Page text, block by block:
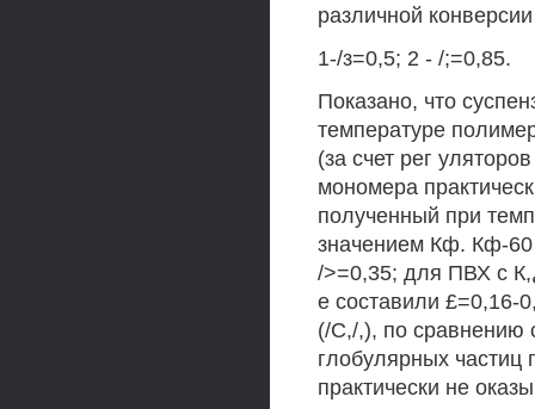
различной
1-/з=0,5; 2 - /;=0,85.
Показано, что
температуре
(за счет рег
мономера
полученный при
значением Кф. Кф-60
/>=0,35; для ПВХ с
е составили £=0,16-
(/С,/,), по сравнению
глобулярных частиц
практически не